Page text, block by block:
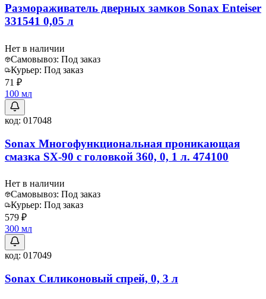
Размораживатель дверных замков Sonax Enteiser
331541 0,05 л
Нет в наличии
Самовывоз: Под заказ
Курьер: Под заказ
71 ₽
100 мл
код: 017048
Sonax Многофункциональная проникающая
смазка SX-90 с головкой 360, 0, 1 л. 474100
Нет в наличии
Самовывоз: Под заказ
Курьер: Под заказ
579 ₽
300 мл
код: 017049
Sonax Силиконовый спрей, 0, 3 л